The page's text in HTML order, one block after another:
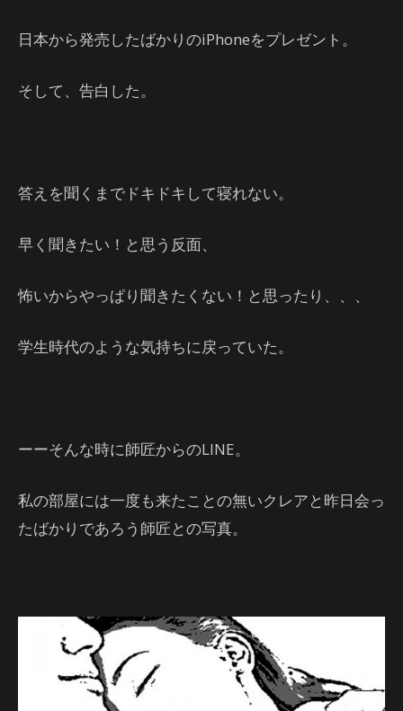
日本から発売したばかりのiPhoneをプレゼント。
そして、告白した。
答えを聞くまでドキドキして寝れない。
早く聞きたい！と思う反面、
怖いからやっぱり聞きたくない！と思ったり、、、
学生時代のような気持ちに戻っていた。
ーーそんな時に師匠からのLINE。
私の部屋には一度も来たことの無いクレアと昨日会っ
たばかりであろう師匠との写真。